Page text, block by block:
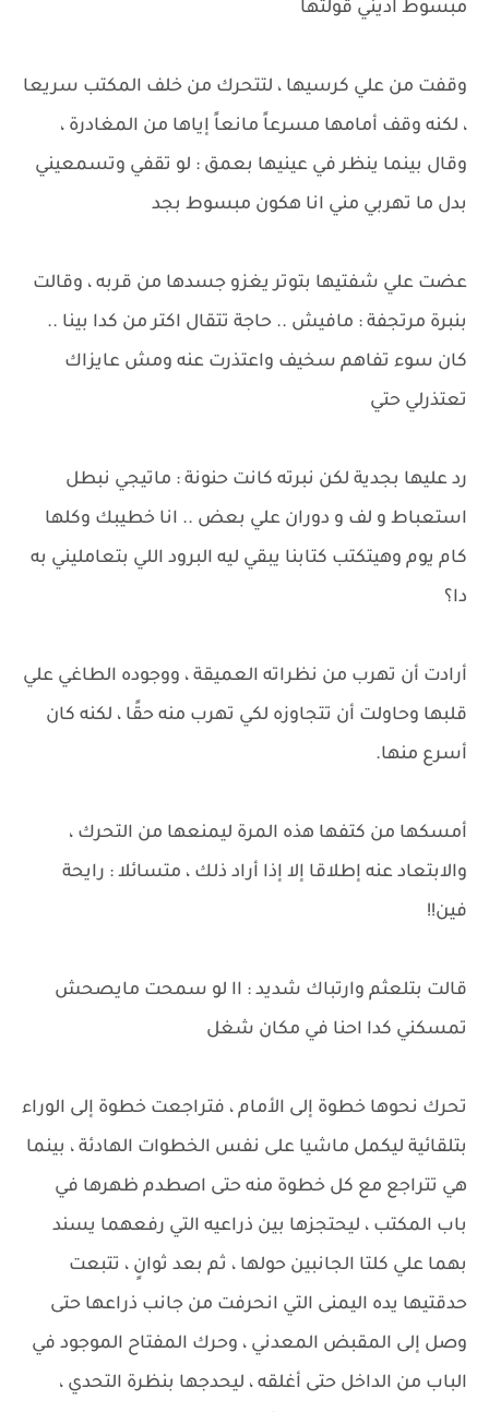
مبسوط اديني قولتها
وقفت من علي كرسيها ، لتتحرك من خلف المكتب سريعا
، لكنه وقف أمامها مسرعاً مانعاً إياها من المغادرة ،
وقال بينما ينظر في عينيها بعمق : لو تقفي وتسمعيني
بدل ما تهربي مني انا هكون مبسوط بجد
عضت علي شفتيها بتوتر يغزو جسدها من قربه ، وقالت
بنبرة مرتجفة : مافيش .. حاجة تتقال اكتر من كدا بينا ..
كان سوء تفاهم سخيف واعتذرت عنه ومش عايزاك
تعتذرلي حتي
رد عليها بجدية لكن نبرته كانت حنونة : ماتيجي نبطل
استعباط و لف و دوران علي بعض .. انا خطيبك وكلها
كام يوم وهيتكتب كتابنا يبقي ليه البرود اللي بتعامليني به
دا؟
أرادت أن تهرب من نظراته العميقة ، ووجوده الطاغي علي
قلبها وحاولت أن تتجاوزه لكي تهرب منه حقًا ، لكنه كان
أسرع منها.
أمسكها من كتفها هذه المرة ليمنعها من التحرك ،
والابتعاد عنه إطلاقا إلا إذا أراد ذلك ، متسائلا : رايحة
فين!!
قالت بتلعثم وارتباك شديد : اا لو سمحت مايصحش
تمسكني كدا احنا في مكان شغل
تحرك نحوها خطوة إلى الأمام ، فتراجعت خطوة إلى الوراء
بتلقائية ليكمل ماشيا على نفس الخطوات الهادئة ، بينما
هي تتراجع مع كل خطوة منه حتى اصطدم ظهرها في
باب المكتب ، ليحتجزها بين ذراعيه التي رفعهما يسند
بهما علي كلتا الجانبين حولها ، ثم بعد ثوانٍ ، تتبعت
حدقتيها يده اليمنى التي انحرفت من جانب ذراعها حتى
وصل إلى المقبض المعدني ، وحرك المفتاح الموجود في
الباب من الداخل حتى أغلقه ، ليحدجها بنظرة التحدي ،